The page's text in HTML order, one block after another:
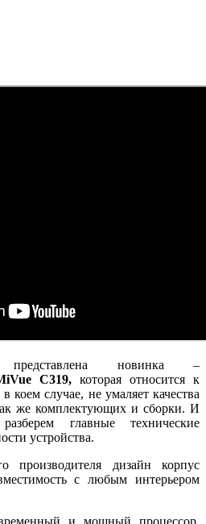
новинка –
С319, которая относится к
коем случае, не умаляет качества
же комплектующих и сборки. И
главные технические
устройства.
производителя дизайн корпус
с любым интерьером
и мощный процессор,